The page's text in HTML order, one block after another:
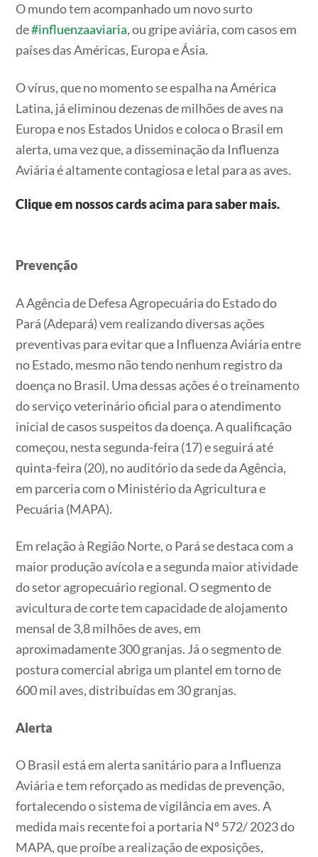
O mundo tem acompanhado um novo surto
de#influenzaaviaria, ou gripe aviária, com casos em
países das Américas, Europa e Ásia.
O vírus, que no momento se espalha na América
Latina, já eliminou dezenas de milhões de aves na
Europa e nos Estados Unidos e coloca o Brasil em
alerta, uma vez que, a disseminação da Influenza
Aviária é altamente contagiosa e letal para as aves.
Clique em nossos cards acima para saber mais.
Prevenção
A Agência de Defesa Agropecuária do Estado do
Pará (Adepará) vem realizando diversas ações
preventivas para evitar que a Influenza Aviária entre
no Estado, mesmo não tendo nenhum registro da
doença no Brasil. Uma dessas ações é o treinamento
do serviço veterinário oficial para o atendimento
inicial de casos suspeitos da doença. A qualificação
começou, nesta segunda-feira (17) e seguirá até
quinta-feira (20), no auditório da sede da Agência,
em parceria com o Ministério da Agricultura e
Pecuária (MAPA).
Em relação à Região Norte, o Pará se destaca com a
maior produção avícola e a segunda maior atividade
do setor agropecuário regional. ​O segmento de
avicultura de corte tem capacidade de alojamento
mensal de 3,8 milhões de aves, em
aproximadamente 300 granjas. Já o segmento de
postura comercial abriga um plantel em torno de
600 mil aves, distribuídas em 30 granjas.
Alerta
O Brasil está em alerta sanitário para a Influenza
Aviária e tem reforçado as medidas de prevenção,
fortalecendo o sistema de vigilância em aves. A
medida mais recente foi a portaria Nº 572/ 2023 do
MAPA, que proíbe a realização de exposições,